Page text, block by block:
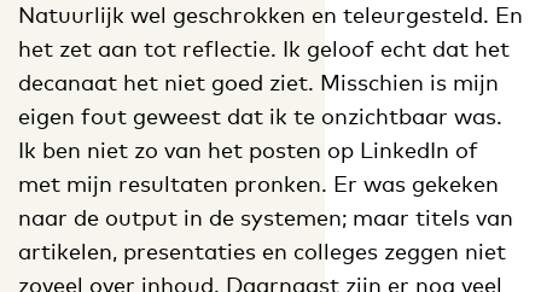
Natuurlijk wel geschrokken en teleurgesteld. En
het zet aan tot reflectie. Ik geloof echt dat het
decanaat het niet goed ziet. Misschien is mijn
eigen fout geweest dat ik te onzichtbaar was.
Ik ben niet zo van het posten op LinkedIn of
met mijn resultaten pronken. Er was gekeken
naar de output in de systemen; maar titels van
artikelen, presentaties en colleges zeggen niet
zoveel over inhoud. Daarnaast zijn er nog veel